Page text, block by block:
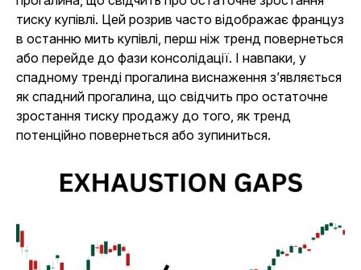
тиску купівлі. Цей розрив часто відображає француз
в останню мить купівлі, перш ніж тренд повернеться
або перейде до фази консолідації. І навпаки, у
спадному тренді прогалина виснаження з’являється
як спадний прогалина, що свідчить про остаточне
зростання тиску продажу до того, як тренд
потенційно повернеться або зупиниться.